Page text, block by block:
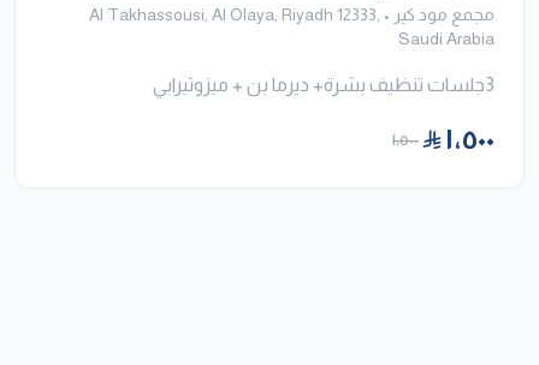
مجمع مود كير •
Al Takhassousi, Al Olaya, Riyadh 12333,
Saudi Arabia
3جلسات تنظيف بشرة+ ديرما بن + ميزوثيرابي
١٬٥٠٠ ١٬٥٠٠